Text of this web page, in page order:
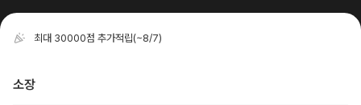
최대 30000점 추가적립(~8/7)
소장